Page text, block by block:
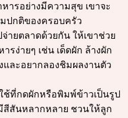
ารอย่างมีความสุข เขาจะ
ปกติของครอบครัว
ายตลาดด้วยกัน ให้เขาช่วย
รง่ายๆ เช่น เด็ดผัก ล้างผัก
และอยากลองชิมผลงานตัว
ช้ที่กดผักหรือพิมพ์ข้าวเป็นรูป
สีสันหลากหลาย ชวนให้ลูก